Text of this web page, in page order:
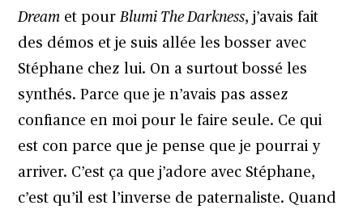
Dream et pourBlumi The Darkness, j’avais fait
des démos et je suis allée les bosser avec
Stéphane chez lui. On a surtout bossé les
synthés. Parce que je n’avais pas assez
confiance en moi pour le faire seule. Ce qui
est con parce que je pense que je pourrai y
arriver. C’est ça que j’adore avec Stéphane,
c’est qu’il est l’inverse de paternaliste. Quand